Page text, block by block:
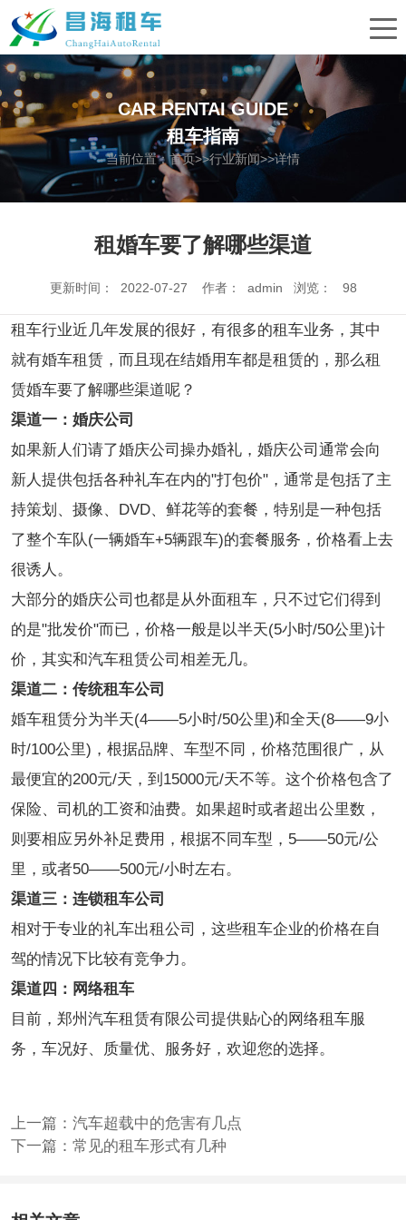
CAR RENTAI GUIDE
租车指南
当前位置：首页>>行业新闻>>详情
租婚车要了解哪些渠道
更新时间： 2022-07-27 作者： admin 浏览： 98
租车行业近几年发展的很好，有很多的租车业务，其中
就有婚车租赁，而且现在结婚用车都是租赁的，那么租
赁婚车要了解哪些渠道呢？
渠道一：婚庆公司
如果新人们请了婚庆公司操办婚礼，婚庆公司通常会向
新人提供包括各种礼车在内的"打包价"，通常是包括了主
持策划、摄像、DVD、鲜花等的套餐，特别是一种包括
了整个车队(一辆婚车+5辆跟车)的套餐服务，价格看上去
很诱人。
大部分的婚庆公司也都是从外面租车，只不过它们得到
的是"批发价"而已，价格一般是以半天(5小时/50公里)计
价，其实和汽车租赁公司相差无几。
渠道二：传统租车公司
婚车租赁分为半天(4——5小时/50公里)和全天(8——9小
时/100公里)，根据品牌、车型不同，价格范围很广，从
最便宜的200元/天，到15000元/天不等。这个价格包含了
保险、司机的工资和油费。如果超时或者超出公里数，
则要相应另外补足费用，根据不同车型，5——50元/公
里，或者50——500元/小时左右。
渠道三：连锁租车公司
相对于专业的礼车出租公司，这些租车企业的价格在自
驾的情况下比较有竞争力。
渠道四：网络租车
目前，郑州汽车租赁有限公司提供贴心的网络租车服
务，车况好、质量优、服务好，欢迎您的选择。
上一篇： 汽车超载中的危害有几点
下一篇： 常见的租车形式有几种